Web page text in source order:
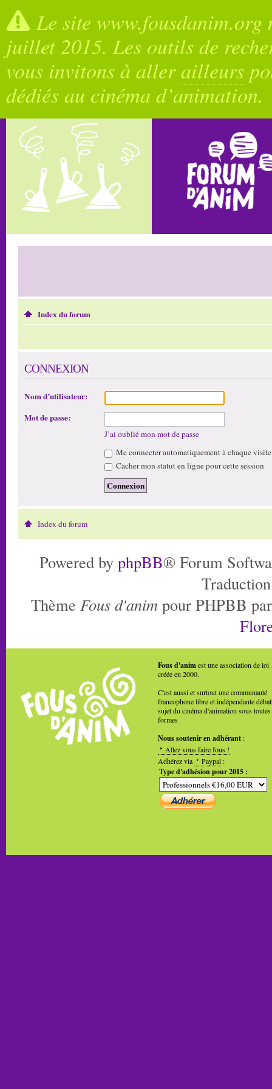
Le site
juillet 2015. Les outils de
vous invitons à allerailleurs
dédiés au cinéma d’animation.
Index du forum
CONNEXION
Nom d’utilisateur:
Mot de passe:
J’ai oublié mon mot de passe
Me connecter automatiquement à chaque visite
Cacher mon statut en ligne pour cette session
Index du forum
Powered by phpBB® Forum
Thème Fous d'anim pour PHPBB
Fous d'animest une association de loi
créée en 2000.
C'est aussi et surtout une communauté
francophone libre et indépendante
sujet du cinéma d'animation sous toutes
formes
Nous soutenir en adhérant :
Allez vous faire fous !
Adhérez via
Paypal :
Type d'adhésion pour 2015 :